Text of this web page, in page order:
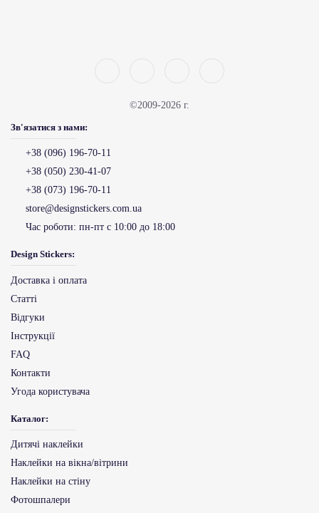
©2009-2026 г.
Зв'язатися з нами:
+38 (096) 196-70-11
+38 (050) 230-41-07
+38 (073) 196-70-11
store@designstickers.com.ua
Час роботи: пн-пт с 10:00 до 18:00
Design Stickers:
Доставка і оплата
Статті
Відгуки
Інструкції
FAQ
Контакти
Угода користувача
Каталог:
Дитячі наклейки
Наклейки на вікна/вітрини
Наклейки на стіну
Фотошпалери